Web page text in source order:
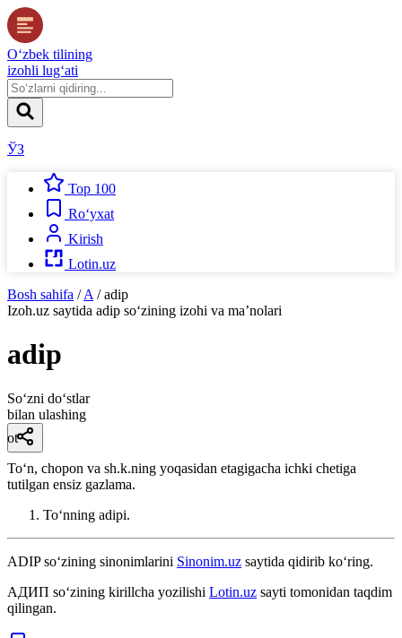
O‘zbek tilining
izohli lug‘ati
ЎЗ
Top 100
Ro‘yxat
Kirish
Lotin.uz
Bosh sahifa / A / adip
Izoh.uz saytida adip so‘zining izohi va ma’nolari
adip
So‘zni do‘stlar
bilan ulashing
ot
Toʻn, chopon va sh.k.ning yoqasidan etagigacha ichki chetiga
tutilgan ensiz gazlama.
Toʻnning adipi.
ADIPso‘zining sinonimlarini Sinonim.uz saytida qidirib ko‘ring.
АДИП so‘zining kirillcha yozilishi Lotin.uz sayti tomonidan taqdim
qilingan.